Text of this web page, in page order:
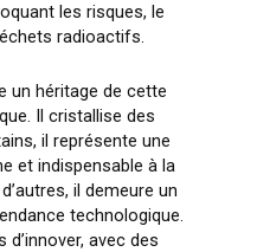
les risques, le
radioactifs.
un héritage de cette
Il cristallise des
il représente une
et indispensable à la
il demeure un
technologique.
avec des